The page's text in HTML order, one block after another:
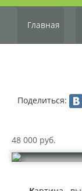
Главная
Поделиться:
48 000 руб.